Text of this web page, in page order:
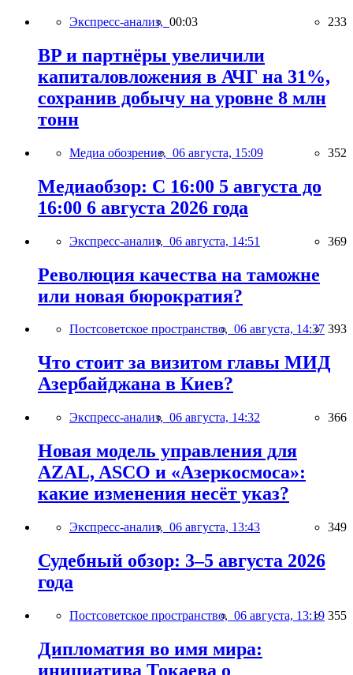
Экспресс-анализ, 00:03 233
BP и партнёры увеличили
капиталовложения в АЧГ на 31%,
сохранив добычу на уровне 8 млн
тонн
Медиа обозрение, 06 августа, 15:09 352
Медиаобзор: С 16:00 5 августа до
16:00 6 августа 2026 года
Экспресс-анализ, 06 августа, 14:51 369
Революция качества на таможне
или новая бюрократия?
Постсоветское пространство, 06 августа, 14:37 393
Что стоит за визитом главы МИД
Азербайджана в Киев?
Экспресс-анализ, 06 августа, 14:32 366
Новая модель управления для
AZAL, ASCO и «Азеркосмоса»:
какие изменения несёт указ?
Экспресс-анализ, 06 августа, 13:43 349
Судебный обзор: 3–5 августа 2026
года
Постсоветское пространство, 06 августа, 13:19 355
Дипломатия во имя мира:
инициатива Токаева о